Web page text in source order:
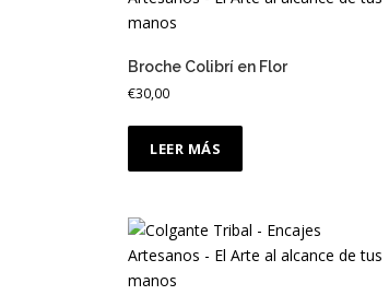
Broche Colibrí en Flor
€30,00
LEER MÁS